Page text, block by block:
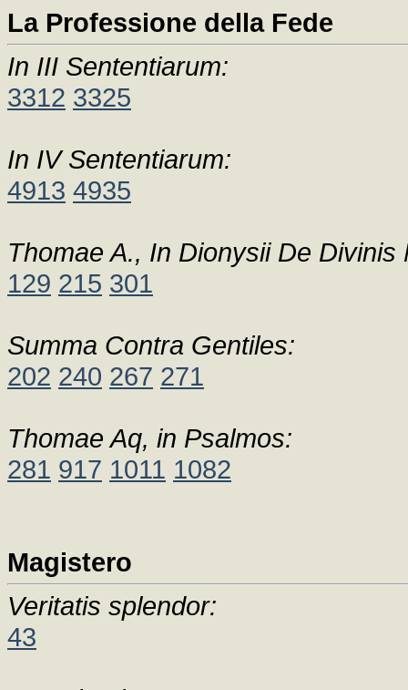
La Professione della Fede
In III Sententiarum:
3312 3325
In IV Sententiarum:
4913 4935
Thomae A., In Dionysii De Divinis
129 215 301
Summa Contra Gentiles:
202 240 267 271
Thomae Aq, in Psalmos:
281 917 1011 1082
Magistero
Veritatis splendor:
43